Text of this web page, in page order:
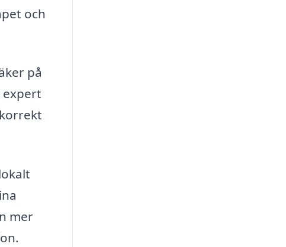
och
på
expert
mer